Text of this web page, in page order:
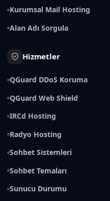
Kurumsal Mail Hosting
Alan Adı Sorgula
Hizmetler
QGuard DDoS Koruma
QGuard Web Shield
IRCd Hosting
Radyo Hosting
Sohbet Sistemleri
Sohbet Temaları
Sunucu Durumu